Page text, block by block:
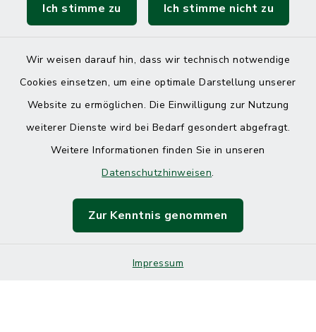
Ich stimme zu Ich stimme nicht zu
Wir weisen darauf hin, dass wir technisch notwendige
Cookies einsetzen, um eine optimale Darstellung unserer
Website zu ermöglichen. Die Einwilligung zur Nutzung
weiterer Dienste wird bei Bedarf gesondert abgefragt.
Weitere Informationen finden Sie in unseren
Datenschutzhinweisen.
Zur Kenntnis genommen
Impressum
Barrierefreiheit
Impressum
Sitemap